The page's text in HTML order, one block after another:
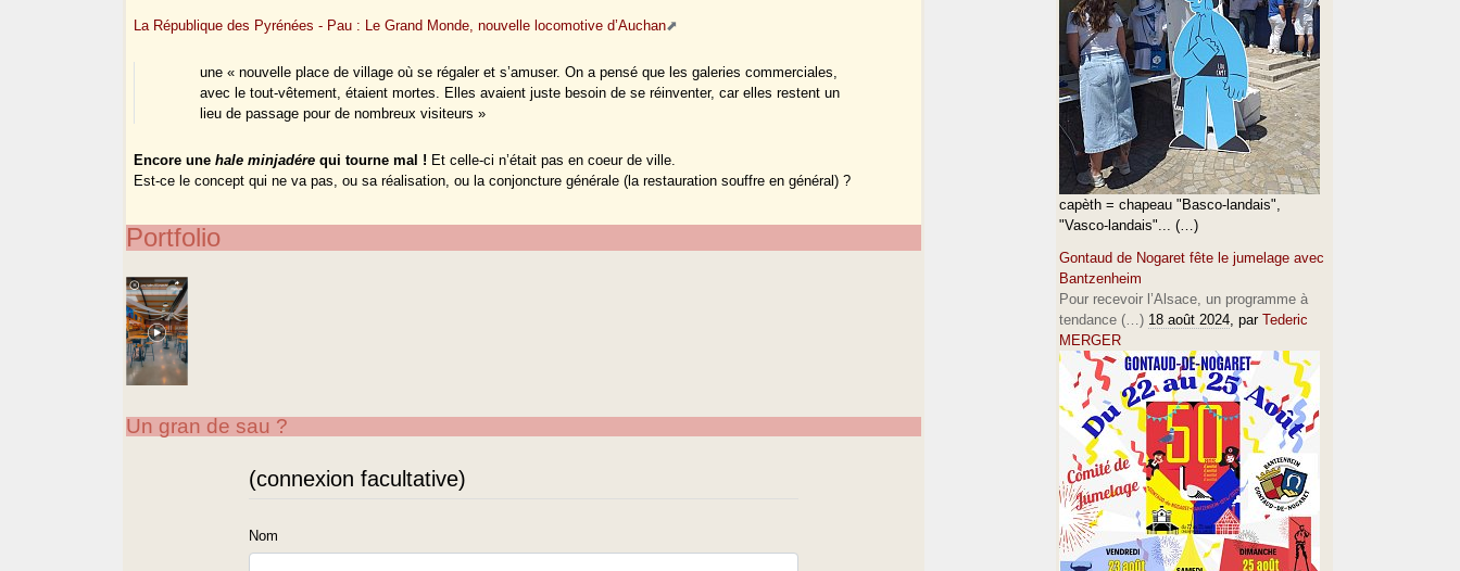
La République des Pyrénées - Pau : Le Grand Monde, nouvelle locomotive d’Auchan
une « nouvelle place de village où se régaler et s’amuser. On a pensé que les galeries commerciales,
avec le tout-vêtement, étaient mortes. Elles avaient juste besoin de se réinventer, car elles restent un
lieu de passage pour de nombreux visiteurs »
Encore unehale minjadére qui tourne mal ! Et celle-ci n’était pas en coeur de ville.
Est-ce le concept qui ne va pas, ou sa réalisation, ou la conjoncture générale (la restauration souffre en général) ?
Portfolio
Un gran de sau ?
(connexion facultative)
Nom
capèth = chapeau "Basco-landais",
"Vasco-landais"... (…)
Gontaud de Nogaret fête le jumelage avec
Bantzenheim
Pour recevoir l’Alsace, un programme à
tendance (…) 18 août 2024, par Tederic
MERGER